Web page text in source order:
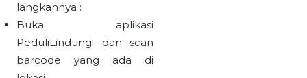
langkahnya :
Buka aplikasi
PeduliLindungi dan scan
barcode yang ada di